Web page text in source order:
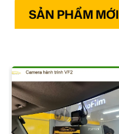
SẢN PHẨM MỚI